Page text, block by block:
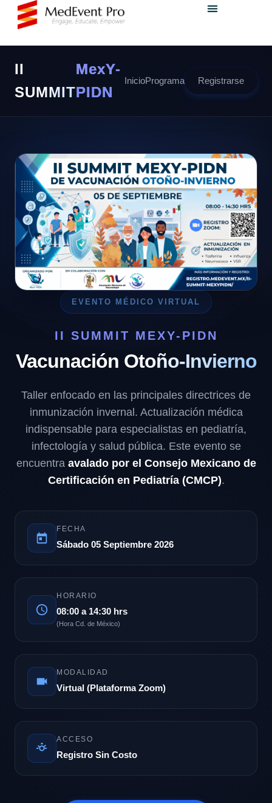
II
SUMMIT
MexY-
PIDN
InicioPrograma Registrarse
EVENTO MÉDICO VIRTUAL
II SUMMIT MEXY-PIDN
Vacunación Otoño-Invierno
Taller enfocado en las principales directrices de
inmunización invernal. Actualización médica
indispensable para especialistas en pediatría,
infectología y salud pública. Este evento se
encuentra avalado por el Consejo Mexicano de
Certificación en Pediatría (CMCP).
FECHA
Sábado 05 Septiembre 2026
HORARIO
08:00 a 14:30 hrs
(Hora Cd. de México)
MODALIDAD
Virtual (Plataforma Zoom)
ACCESO
Registro Sin Costo